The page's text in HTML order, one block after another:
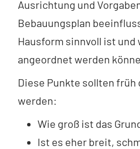
Ausrichtung und
Bebauungsplan
Hausform sinnvoll ist und
angeordnet werden
Diese Punkte sollten früh
werden:
Wie groß ist das
Ist es eher breit,